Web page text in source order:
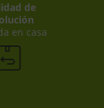
de
en casa